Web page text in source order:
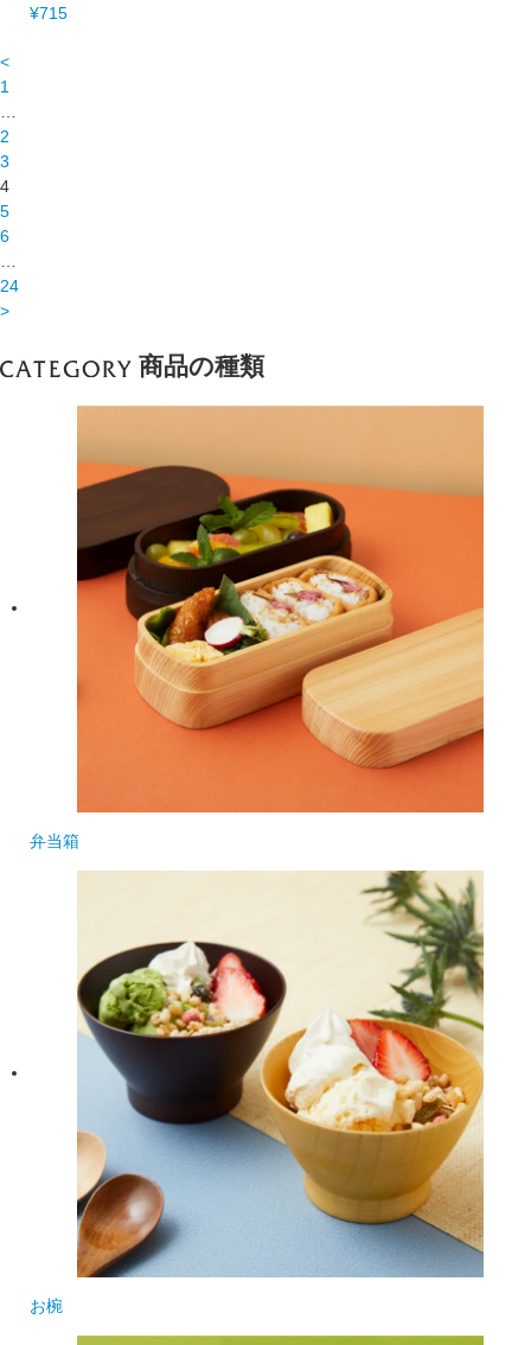
¥715
<
1
…
2
3
4
5
6
…
24
>
商品の種類
弁当箱
お椀